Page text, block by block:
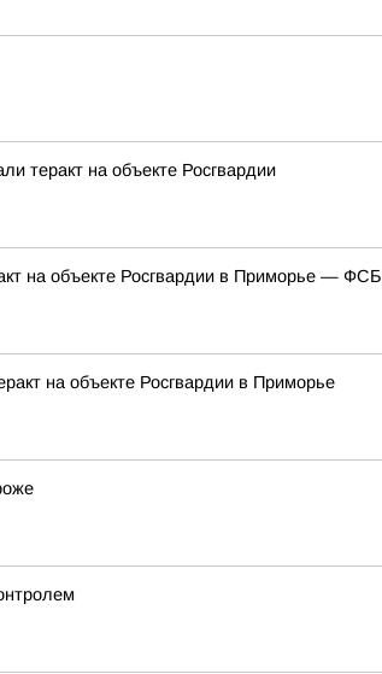
теракт на объекте Росгвардии
на объекте Росгвардии в Приморье —
на объекте Росгвардии в Приморье